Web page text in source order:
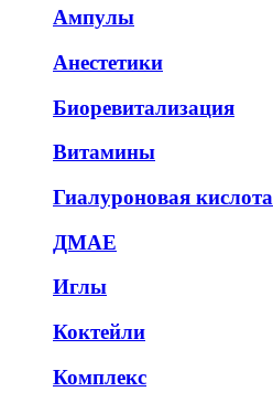
Ампулы
Анестетики
Биоревитализация
Витамины
Гиалуроновая кислота
ДМАЕ
Иглы
Коктейли
Комплекс